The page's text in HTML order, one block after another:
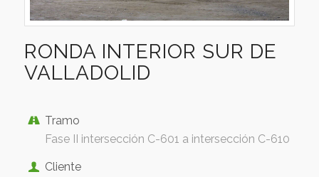
RONDA INTERIOR SUR DE
VALLADOLID
Tramo
Fase II intersección C-601 a intersección C-610
Cliente